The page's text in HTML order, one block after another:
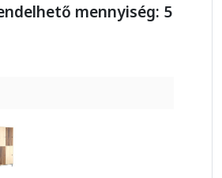
mennyiség: 5